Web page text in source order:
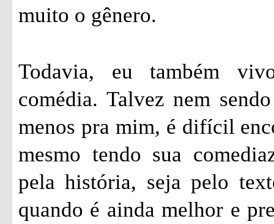
muito o gênero.
Todavia, eu também
comédia. Talvez nem
menos pra mim, é difícil
mesmo tendo sua
pela história, seja pelo
quando é ainda melhor e